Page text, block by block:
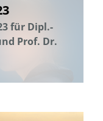
für Dipl.-
Prof. Dr.